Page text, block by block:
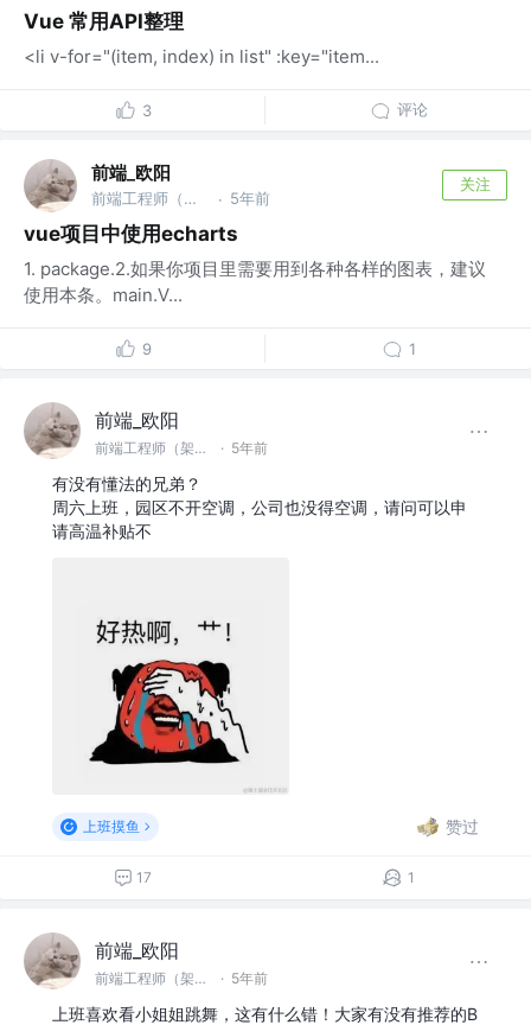
Vue 常用API整理
<li v-for="(item, index) in list" :key="item...
3 评论
前端_欧阳
前端工程师（架构，底层，优化方向） · 5年前
关注
vue项目中使用echarts
1. package.2.如果你项目里需要用到各种各样的图表，建议
使用本条。main.V...
9 1
前端_欧阳
前端工程师（架构，底层，优化方向） · 5年前
有没有懂法的兄弟？
周六上班，园区不开空调，公司也没得空调，请问可以申
请高温补贴不
上班摸鱼 赞过
17 1
前端_欧阳
前端工程师（架构，底层，优化方向） · 5年前
上班喜欢看小姐姐跳舞，这有什么错！大家有没有推荐的B